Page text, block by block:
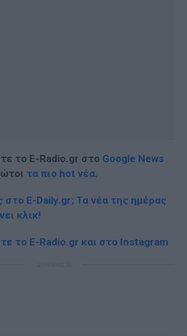
το E-Radio.gr στο Google News
τα πιο hot νέα.
στο E-Daily.gr; Τα νέα της ημέρας
κλικ!
το E-Radio.gr και στο Instagram